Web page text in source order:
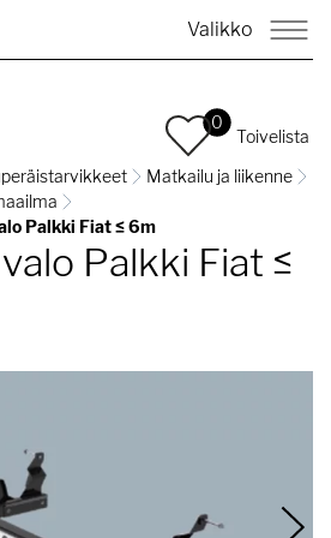
Valikko
0
Toivelista
Matkailu ja liikenne
Palkki Fiat ≤ 6m
Palkki Fiat ≤